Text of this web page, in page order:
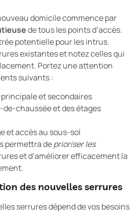
domicile commence par
de tous les points d’accès.
potentielle pour les intrus.
existantes et notez celles qui
Portez une attention
suivants :
principale et secondaires
de-chaussée et des étages
et accès au sous-sol
permettra deprioriser les
et d’améliorer efficacement la
des nouvelles serrures
serrures dépend de vos besoins